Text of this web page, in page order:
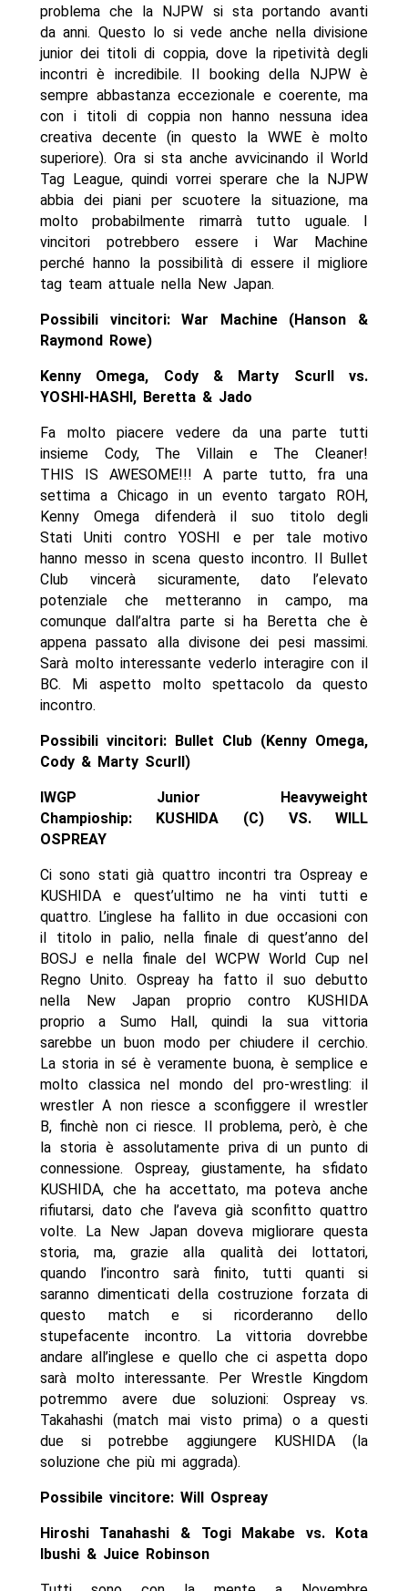
problema che la NJPW si sta portando avanti
da anni. Questo lo si vede anche nella divisione
junior dei titoli di coppia, dove la ripetività degli
incontri è incredibile. Il booking della NJPW è
sempre abbastanza eccezionale e coerente, ma
con i titoli di coppia non hanno nessuna idea
creativa decente (in questo la WWE è molto
superiore). Ora si sta anche avvicinando il World
Tag League, quindi vorrei sperare che la NJPW
abbia dei piani per scuotere la situazione, ma
molto probabilmente rimarrà tutto uguale. I
vincitori potrebbero essere i War Machine
perché hanno la possibilità di essere il migliore
tag team attuale nella New Japan.
Possibili vincitori: War Machine (Hanson &
Raymond Rowe)
Kenny Omega, Cody & Marty Scurll vs.
YOSHI-HASHI, Beretta & Jado
Fa molto piacere vedere da una parte tutti
insieme Cody, The Villain e The Cleaner!
THIS IS AWESOME!!! A parte tutto, fra una
settima a Chicago in un evento targato ROH,
Kenny Omega difenderà il suo titolo degli
Stati Uniti contro YOSHI e per tale motivo
hanno messo in scena questo incontro. Il Bullet
Club vincerà sicuramente, dato l’elevato
potenziale che metteranno in campo, ma
comunque dall’altra parte si ha Beretta che è
appena passato alla divisone dei pesi massimi.
Sarà molto interessante vederlo interagire con il
BC. Mi aspetto molto spettacolo da questo
incontro.
Possibili vincitori: Bullet Club (Kenny Omega,
Cody & Marty Scurll)
IWGP Junior Heavyweight
Champioship: KUSHIDA (C) VS.WILL
OSPREAY
Ci sono stati già quattro incontri tra Ospreay e
KUSHIDA e quest’ultimo ne ha vinti tutti e
quattro. L’inglese ha fallito in due occasioni con
il titolo in palio, nella finale di quest’anno del
BOSJ e nella finale del WCPW World Cup nel
Regno Unito. Ospreay ha fatto il suo debutto
nella New Japan proprio contro KUSHIDA
proprio a Sumo Hall, quindi la sua vittoria
sarebbe un buon modo per chiudere il cerchio.
La storia in sé è veramente buona, è semplice e
molto classica nel mondo del pro-wrestling: il
wrestler A non riesce a sconfiggere il wrestler
B, finchè non ci riesce. Il problema, però, è che
la storia è assolutamente priva di un punto di
connessione. Ospreay, giustamente, ha sfidato
KUSHIDA, che ha accettato, ma poteva anche
rifiutarsi, dato che l’aveva già sconfitto quattro
volte. La New Japan doveva migliorare questa
storia, ma, grazie alla qualità dei lottatori,
quando l’incontro sarà finito, tutti quanti si
saranno dimenticati della costruzione forzata di
questo match e si ricorderanno dello
stupefacente incontro. La vittoria dovrebbe
andare all’inglese e quello che ci aspetta dopo
sarà molto interessante. Per Wrestle Kingdom
potremmo avere due soluzioni: Ospreay vs.
Takahashi (match mai visto prima) o a questi
due si potrebbe aggiungere KUSHIDA (la
soluzione che più mi aggrada).
Possibile vincitore: Will Ospreay
Hiroshi Tanahashi & Togi Makabe vs. Kota
Ibushi & Juice Robinson